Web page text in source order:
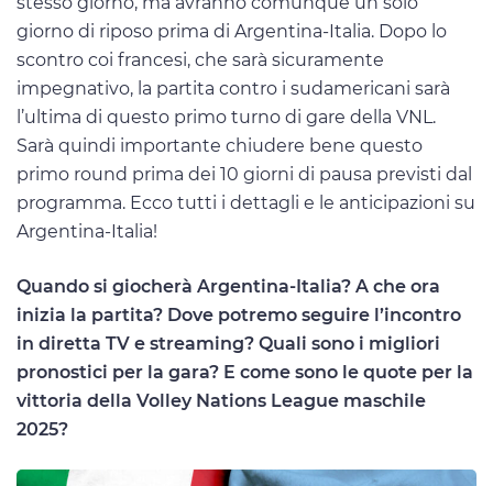
giorno di riposo prima di Argentina-Italia. Dopo lo
scontro coi francesi, che sarà sicuramente
impegnativo, la partita contro i sudamericani sarà
l’ultima di questo primo turno di gare della VNL.
Sarà quindi importante chiudere bene questo
primo round prima dei 10 giorni di pausa previsti dal
programma. Ecco tutti i dettagli e le anticipazioni su
Argentina-Italia!
Quando si giocherà Argentina-Italia? A che ora
inizia la partita? Dove potremo seguire l’incontro
in diretta TV e streaming? Quali sono i migliori
pronostici per la gara? E come sono le quote per la
vittoria della Volley Nations League maschile
2025?